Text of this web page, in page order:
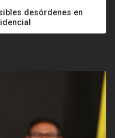
desórdenes en